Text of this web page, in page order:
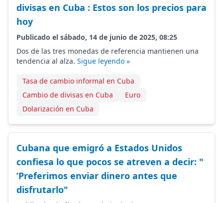
divisas en Cuba : Estos son los precios para
hoy
Publicado el sábado, 14 de junio de 2025, 08:25
Dos de las tres monedas de referencia mantienen una
tendencia al alza. Sigue leyendo »
Tasa de cambio informal en Cuba
Cambio de divisas en Cuba
Euro
Dolarización en Cuba
Cubana que emigró a Estados Unidos
confiesa lo que pocos se atreven a decir: "
‘Preferimos enviar dinero antes que
disfrutarlo"